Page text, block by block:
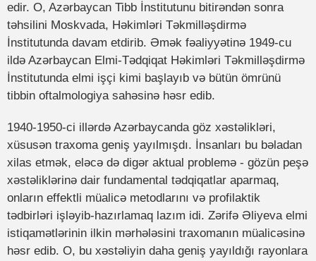
edir. O, Azərbaycan Tibb İnstitutunu bitirəndən sonra
təhsilini Moskvada, Həkimləri Təkmilləşdirmə
İnstitutunda davam etdirib. Əmək fəaliyyətinə 1949-cu
ildə Azərbaycan Elmi-Tədqiqat Həkimləri Təkmilləşdirmə
İnstitutunda elmi işçi kimi başlayıb və bütün ömrünü
tibbin oftalmologiya sahəsinə həsr edib.
1940-1950-ci illərdə Azərbaycanda göz xəstəlikləri,
xüsusən traxoma geniş yayılmışdı. İnsanları bu bəladan
xilas etmək, eləcə də digər aktual problemə - gözün peşə
xəstəliklərinə dair fundamental tədqiqatlar aparmaq,
onların effektli müalicə metodlarını və profilaktik
tədbirləri işləyib-hazırlamaq lazım idi. Zərifə Əliyeva elmi
istiqamətlərinin ilkin mərhələsini traxomanın müalicəsinə
həsr edib. O, bu xəstəliyin daha geniş yayıldığı rayonlara